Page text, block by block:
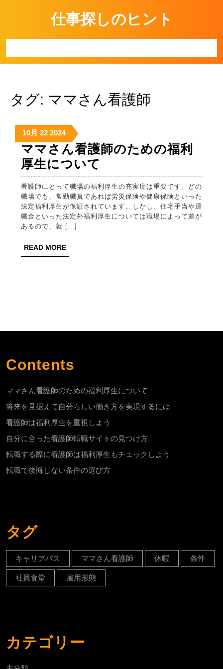
仕事探しのヒント
タグ: ママさん看護師
10月 2024-
10-
22
222024-
10-
22
20242024-
10-
22
ママさん看護師のための福利
厚生について
マ
さ
ん
看
福
に
つ
い
て
看護師にとって職場の福利厚生の充実度は重要です。どの
職場でも、常勤職員であれば労災保険や健康保険といった
法定福利厚生が保証されています。しかし、住宅手当や退
職金といった法定外福利厚生については職場によって差が
あるので、就 […]
READ MOREREAD
MORE
Contents
ママさん看護師のための福利厚生について
将来を見据えて自分らしい働き方を実現するには
看護師は福利厚生を重視しよう
自分に合った看護師転職サイトの見つけ方
転職する際に看護師は福利厚生もチェックしよう
転職で後悔しない条件の選び方
タグ
キャリアパス ママさん看護師 休暇 条件
社員食堂 雇用形態
カテゴリー